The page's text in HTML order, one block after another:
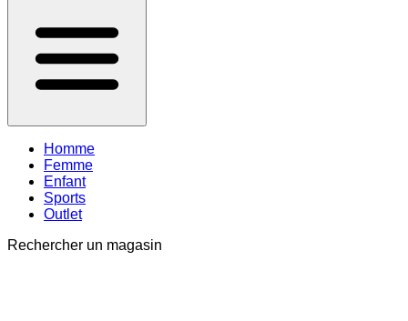
Homme
Femme
Enfant
Sports
Outlet
Rechercher un magasin